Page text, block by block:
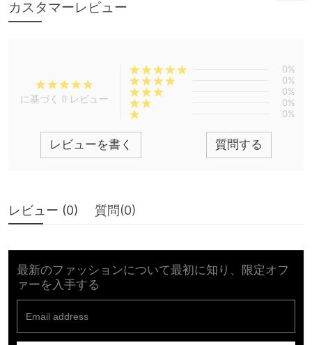
カスタマーレビュー
に基づく 0 レビュー
0%
0%
0%
0%
0%
レビューを書く 質問する
レビュー (0) 質問(0)
最新のファッションについて最初に知り、限定オフ
ァーを入手する